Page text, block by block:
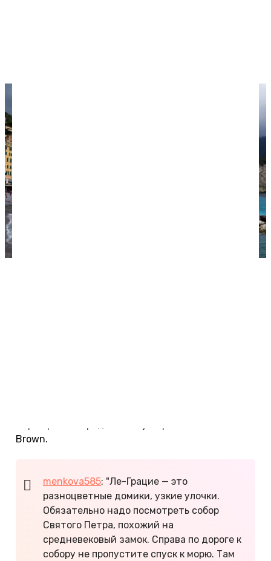
Brown.
menkova585: "Ле-Грацие — это
разноцветные домики, узкие улочки.
Обязательно надо посмотреть собор
Святого Петра, похожий на
средневековый замок. Справа по дороге к
собору не пропустите спуск к морю. Там